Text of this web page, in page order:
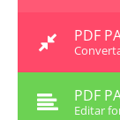
PDF
PDF
Editar